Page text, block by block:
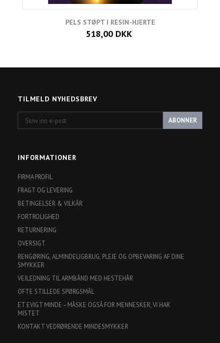
PELS STØPT I RESIN-HJERTE
518,00 DKK
TILMELD NYHEDSBREV
ABONNER
INFORMATIONER
FIRMA PROFIL
FRAGT OG LEVERING
BETINGELSER & VILKÅR
FORTROLIGHED
RETURNERING
OVERSIGT
RENGØRING, ALMINDELIGBRUG, PLEJE OG OPBEVARING AF DINE
SMYKKER
VEJLEDNING TIL ARMBÅND MED HESTEHÅR
OFTE STILLEDE SPØRGSMÅL
ET EVIGT MINDE – MÅSKE OGSÅ FOR MENNESKER, VI HAR
MISTET
KONTAKT VEDRØRENDE MINDESMYKKER